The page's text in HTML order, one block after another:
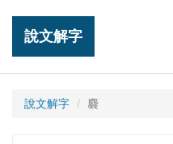
說文解字
說文解字 麎